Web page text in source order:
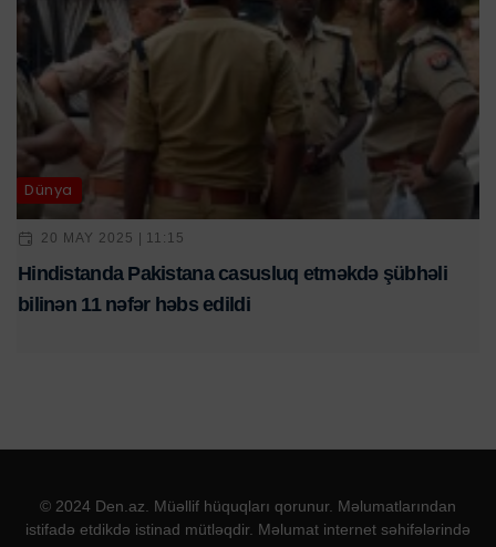
Dünya
20 MAY 2025 | 11:15
Hindistanda Pakistana casusluq etməkdə şübhəli
bilinən 11 nəfər həbs edildi
© 2024 Den.az. Müəllif hüquqları qorunur. Məlumatlarından
istifadə etdikdə istinad mütləqdir. Məlumat internet səhifələrində